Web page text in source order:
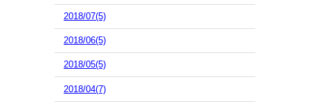
2018/07(5)
2018/06(5)
2018/05(5)
2018/04(7)